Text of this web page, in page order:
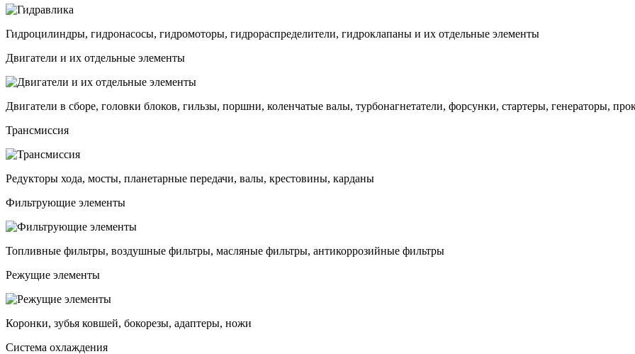
Гидроцилиндры, гидронасосы, гидромоторы, гидрораспределители, гидроклапаны и их отдельные элементы
Двигатели и их отдельные элементы
Двигатели в сборе, головки блоков, гильзы, поршни, коленчатые валы, турбонагнетатели, форсунки, стартеры, генераторы,
Трансмиссия
Редукторы хода, мосты, планетарные передачи, валы, крестовины, карданы
Фильтрующие элементы
Топливные фильтры, воздушные фильтры, масляные фильтры, антикоррозийные фильтры
Режущие элементы
Коронки, зубья ковшей, бокорезы, адаптеры, ножи
Система охлаждения